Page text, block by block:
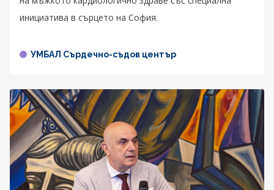
инициатива в сърцето на София.
УМБАЛ Сърдечно-съдов център